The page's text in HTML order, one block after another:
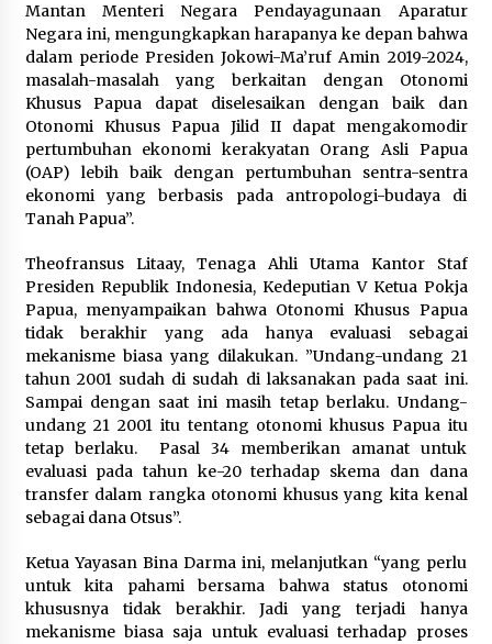
Mantan Menteri Negara Pendayagunaan Aparatur
Negara ini, mengungkapkan harapanya ke depan bahwa
dalam periode Presiden Jokowi-Ma’ruf Amin 2019-2024,
masalah-masalah yang berkaitan dengan Otonomi
Khusus Papua dapat diselesaikan dengan baik dan
Otonomi Khusus Papua Jilid II dapat mengakomodir
pertumbuhan ekonomi kerakyatan Orang Asli Papua
(OAP) lebih baik dengan pertumbuhan sentra-sentra
ekonomi yang berbasis pada antropologi-budaya di
Tanah Papua”.
Theofransus Litaay, Tenaga Ahli Utama Kantor Staf
Presiden Republik Indonesia, Kedeputian V Ketua Pokja
Papua, menyampaikan bahwa Otonomi Khusus Papua
tidak berakhir yang ada hanya evaluasi sebagai
mekanisme biasa yang dilakukan. ”Undang-undang 21
tahun 2001 sudah di sudah di laksanakan pada saat ini.
Sampai dengan saat ini masih tetap berlaku. Undang-
undang 21 2001 itu tentang otonomi khusus Papua itu
tetap berlaku. Pasal 34 memberikan amanat untuk
evaluasi pada tahun ke-20 terhadap skema dan dana
transfer dalam rangka otonomi khusus yang kita kenal
sebagai dana Otsus”.
Ketua Yayasan Bina Darma ini, melanjutkan “yang perlu
untuk kita pahami bersama bahwa status otonomi
khususnya tidak berakhir. Jadi yang terjadi hanya
mekanisme biasa saja untuk evaluasi terhadap proses